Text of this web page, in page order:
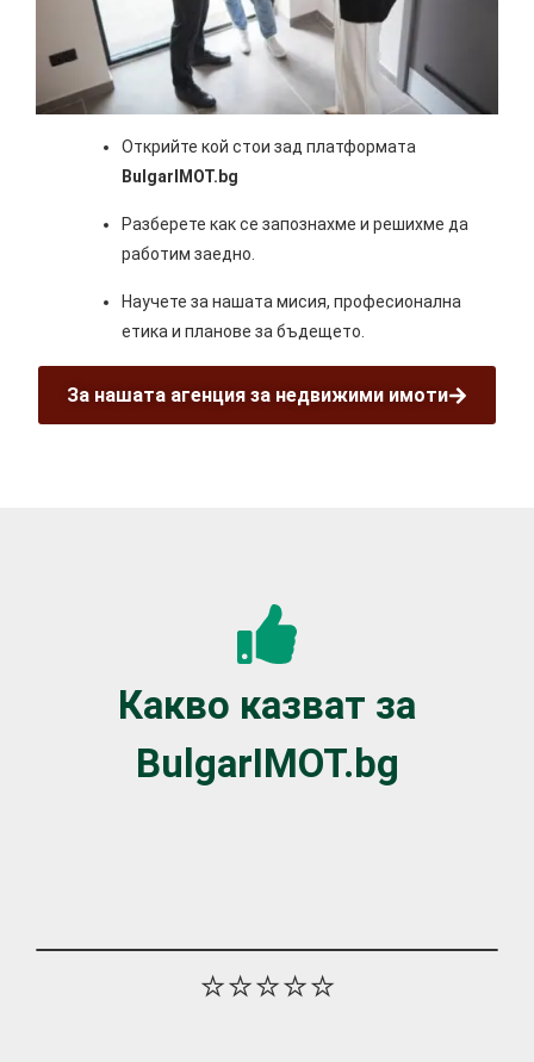
Открийте кой стои зад платформата
BulgarIMOT.bg
Разберете как се запознахме и решихме да
работим заедно.
Научете за нашата мисия, професионална
етика и планове за бъдещето.
За нашата агенция за недвижими имоти
Какво казват за
BulgarIMOT.bg
⭐⭐⭐⭐⭐